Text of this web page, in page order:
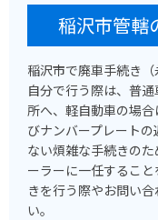
稲沢市管轄
稲沢市で廃車手続き
自分で行う際は、普
所へ、軽自動車の場
びナンバープレート
ない煩雑な手続きの
ーラーに一任するこ
きを行う際やお問い
い。